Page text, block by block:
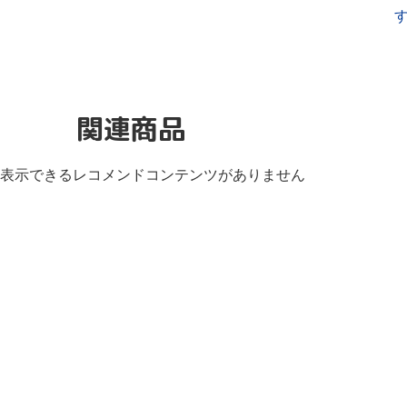
関連商品
表示できるレコメンドコンテンツがありません